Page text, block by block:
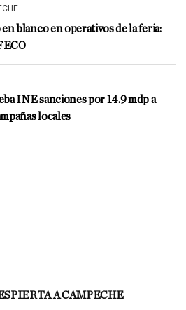
en blanco en operativos de la feria:
INE sanciones por 14.9 mdp a
locales
A CAMPECHE